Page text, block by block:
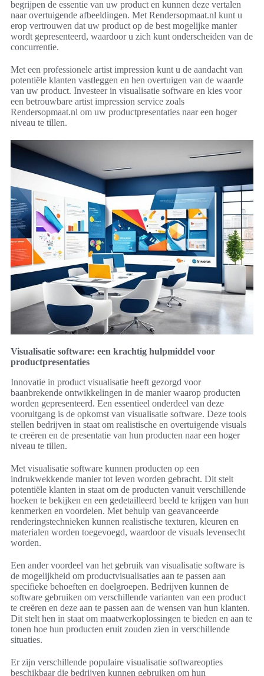
begrijpen de essentie van uw product en kunnen deze vertalen
naar overtuigende afbeeldingen. Met Rendersopmaat.nl kunt u
erop vertrouwen dat uw product op de best mogelijke manier
wordt gepresenteerd, waardoor u zich kunt onderscheiden van de
concurrentie.
Met een professionele artist impression kunt u de aandacht van
potentiële klanten vastleggen en hen overtuigen van de waarde
van uw product. Investeer in visualisatie software en kies voor
een betrouwbare artist impression service zoals
Rendersopmaat.nl om uw productpresentaties naar een hoger
niveau te tillen.
Visualisatie software: een krachtig hulpmiddel voor
productpresentaties
Innovatie in product visualisatie heeft gezorgd voor
baanbrekende ontwikkelingen in de manier waarop producten
worden gepresenteerd. Een essentieel onderdeel van deze
vooruitgang is de opkomst van visualisatie software. Deze tools
stellen bedrijven in staat om realistische en overtuigende visuals
te creëren en de presentatie van hun producten naar een hoger
niveau te tillen.
Met visualisatie software kunnen producten op een
indrukwekkende manier tot leven worden gebracht. Dit stelt
potentiële klanten in staat om de producten vanuit verschillende
hoeken te bekijken en een gedetailleerd beeld te krijgen van hun
kenmerken en voordelen. Met behulp van geavanceerde
renderingstechnieken kunnen realistische texturen, kleuren en
materialen worden toegevoegd, waardoor de visuals levensecht
worden.
Een ander voordeel van het gebruik van visualisatie software is
de mogelijkheid om productvisualisaties aan te passen aan
specifieke behoeften en doelgroepen. Bedrijven kunnen de
software gebruiken om verschillende varianten van een product
te creëren en deze aan te passen aan de wensen van hun klanten.
Dit stelt hen in staat om maatwerkoplossingen te bieden en aan te
tonen hoe hun producten eruit zouden zien in verschillende
situaties.
Er zijn verschillende populaire visualisatie softwareopties
beschikbaar die bedrijven kunnen gebruiken om hun